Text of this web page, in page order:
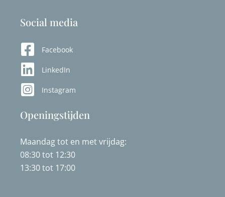
Social media
Facebook
LinkedIn
Instagram
Openingstijden
Maandag tot en met vrijdag:
08:30 tot 12:30
13:30 tot 17:00